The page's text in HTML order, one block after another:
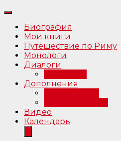
Биография
Мои книги
Путешествие по Риму
Монологи
Диалоги
Дополнения
Видео
Календарь